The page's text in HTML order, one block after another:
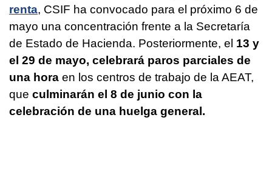
renta, CSIF ha convocado para el próximo 6 de
mayo una concentración frente a la Secretaría
de Estado de Hacienda. Posteriormente, el 13 y
el 29 de mayo, celebrará paros parciales de
una hora en los centros de trabajo de la AEAT,
que culminarán el 8 de junio con la
celebración de una huelga general.